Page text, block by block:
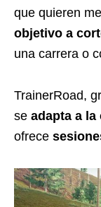
que quieren
objetivo a
una carrera o
TrainerRoad,
se adapta a
ofrece